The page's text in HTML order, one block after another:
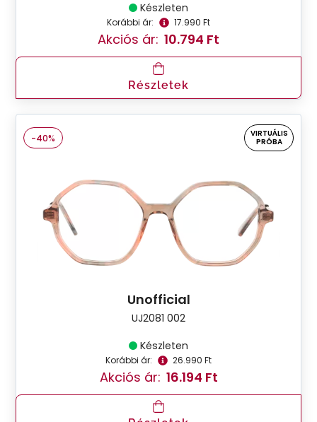
Készleten
Korábbi ár: 17.990 Ft
Akciós ár: 10.794 Ft
Részletek
-40%
VIRTUÁLIS
PRÓBA
Unofficial
UJ2081 002
Készleten
Korábbi ár: 26.990 Ft
Akciós ár: 16.194 Ft